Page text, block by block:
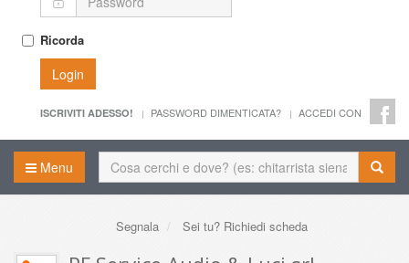
Ricorda
Login
ISCRIVITI ADESSO! PASSWORD DIMENTICATA? ACCEDI CON
Menu
Segnala Sei tu? Richiedi scheda